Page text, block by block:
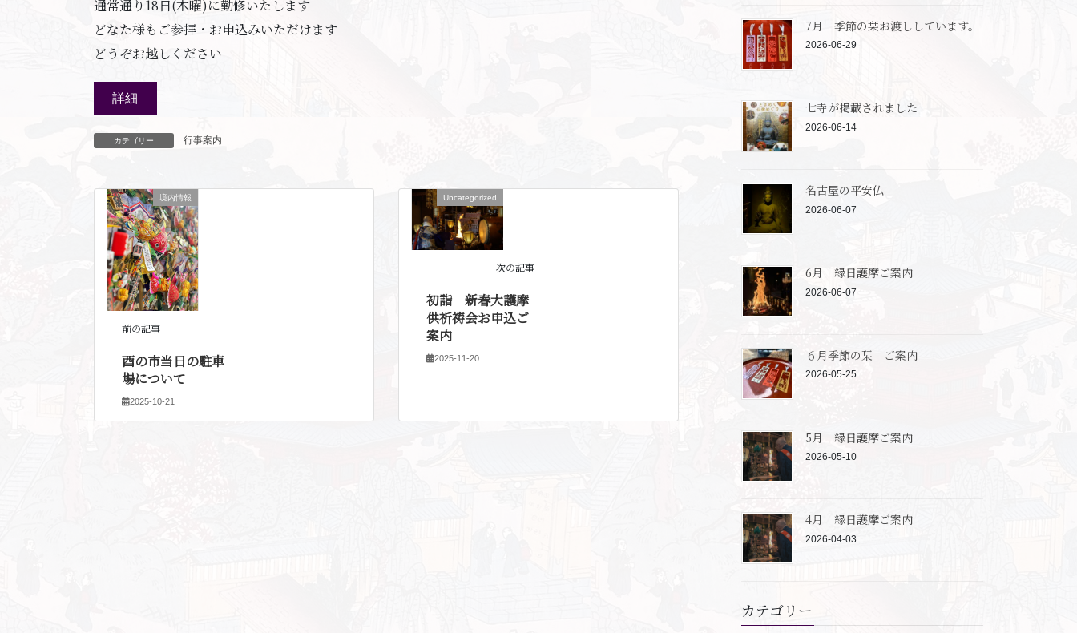
通常通り18日(木曜)に勤修いたします
どなた様もご参拝・お申込みいただけます
どうぞお越しください
詳細
カテゴリー 行事案内
境内情報
前の記事
酉の市当日の駐車
場について
2025-10-21
Uncategorized
次の記事
初詣 新春大護摩
供祈祷会お申込ご
案内
2025-11-20
7月 季節の栞お渡ししています。
2026-06-29
七寺が掲載されました
2026-06-14
名古屋の平安仏
2026-06-07
6月 縁日護摩ご案内
2026-06-07
６月季節の栞 ご案内
2026-05-25
5月 縁日護摩ご案内
2026-05-10
4月 縁日護摩ご案内
2026-04-03
カテゴリー